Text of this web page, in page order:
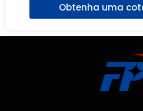
Obtenha uma